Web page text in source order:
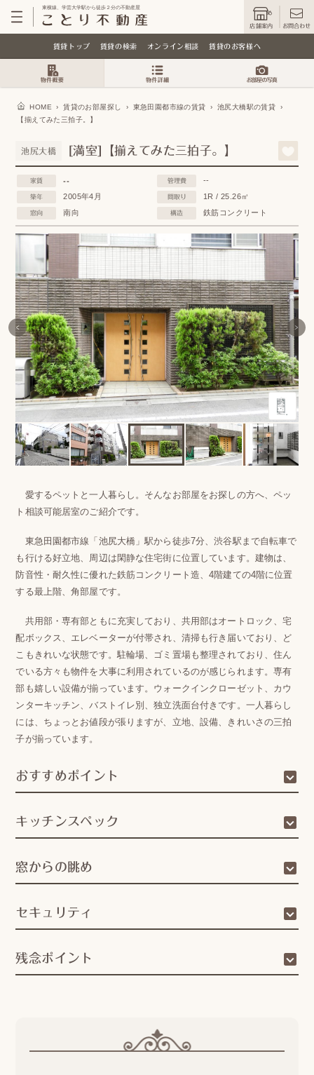
東横線、学芸大学駅から徒歩２分の不動産屋
店舗案内 お問合わせ
賃貸トップ 賃貸の検索 オンライン相談 賃貸のお客様へ
HOME › 賃貸のお部屋探し › 東急田園都市線の賃貸 › 池尻大橋駅の賃貸
›
【揃えてみた三拍子。】
池尻大橋 [満室]【揃えてみた三拍子。】
家賃 -- 管理費 --
築年 2005年4月 間取り 1R / 25.26㎡
窓向 南向 構造 鉄筋コンクリート
愛するペットと一人暮らし。そんなお部屋をお探しの方へ、ペッ
ト相談可能居室のご紹介です。
東急田園都市線「池尻大橋」駅から徒歩7分、渋谷駅まで自転車で
も行ける好立地、周辺は閑静な住宅街に位置しています。建物は、
防音性・耐久性に優れた鉄筋コンクリート造、4階建ての4階に位置
する最上階、角部屋です。
共用部・専有部ともに充実しており、共用部はオートロック、宅
配ボックス、エレベーターが付帯され、清掃も行き届いており、ど
こもきれいな状態です。駐輪場、ゴミ置場も整理されており、住ん
でいる方々も物件を大事に利用されているのが感じられます。専有
部も嬉しい設備が揃っています。ウォークインクローゼット、カウ
ンターキッチン、バストイレ別、独立洗面台付きです。一人暮らし
には、ちょっとお値段が張りますが、立地、設備、きれいさの三拍
子が揃っています。
おすすめポイント
キッチンスペック
窓からの眺め
セキュリティ
残念ポイント